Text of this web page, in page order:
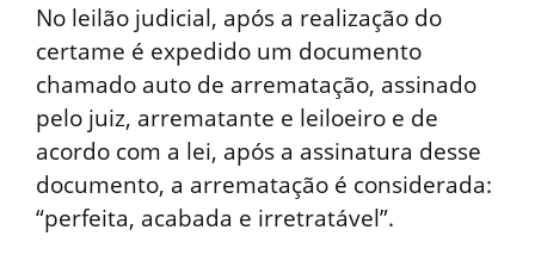
No leilão judicial, após a realização do
certame é expedido um documento
chamado auto de arrematação, assinado
pelo juiz, arrematante e leiloeiro e de
acordo com a lei, após a assinatura desse
documento, a arrematação é considerada:
“perfeita, acabada e irretratável”.